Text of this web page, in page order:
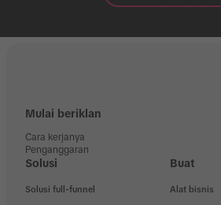
Mulai beriklan
Cara kerjanya
Penganggaran
Solusi
Solusi full-funnel
Buat
Alat bisnis